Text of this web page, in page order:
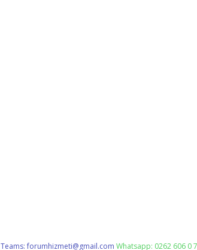
Teams:forumhizmeti@gmail.com Whatsapp: 0262 606 0